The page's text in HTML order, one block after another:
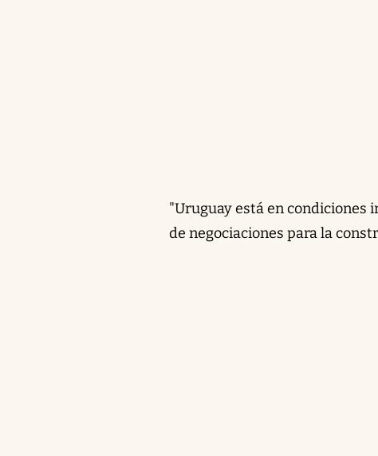
"Uruguay está en condiciones
de negociaciones para la